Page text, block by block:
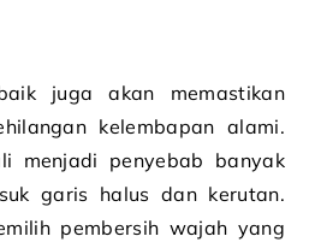
juga akan memastikan
kelembapan alami.
menjadi penyebab banyak
garis halus dan kerutan.
pembersih wajah yang